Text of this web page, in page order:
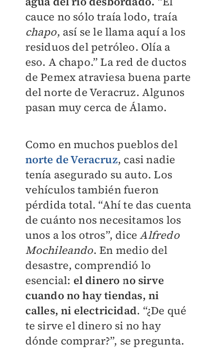
cauce no sólo traía lodo, traía
chapo, así se le llama aquí a los
residuos del petróleo. Olía a
eso. A chapo.” La red de ductos
de Pemex atraviesa buena parte
del norte de Veracruz. Algunos
pasan muy cerca de Álamo.
Como en muchos pueblos del
norte de Veracruz, casi nadie
tenía asegurado su auto. Los
vehículos también fueron
pérdida total. “Ahí te das cuenta
de cuánto nos necesitamos los
unos a los otros”, diceAlfredo
Mochileando. En medio del
desastre, comprendió lo
esencial: el dinero no sirve
cuando no hay tiendas, ni
calles, ni electricidad. “¿De qué
te sirve el dinero si no hay
dónde comprar?”, se pregunta.